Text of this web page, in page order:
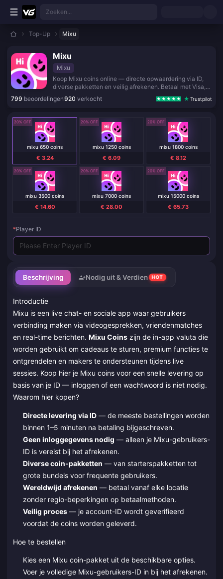
Ga direct naar de hoofdinhoud
Zoeken...
Top-Up Mixu
Mixu
Mixu
Koop Mixu coins online — directe opwaardering via ID,
diverse pakketten en veilig afrekenen. Betaal met Visa,
Apple Pay, crypto en lokale betaalmethoden.
799 beoordelingen920 verkocht Trustpilot
Beschrijving Nodig uit & Verdien HOT
Introductie
Mixu is een live chat- en sociale app waar gebruikers
verbinding maken via videogesprekken, vriendenmatches
en real-time berichten. Mixu Coins zijn de in-app valuta die
worden gebruikt om cadeaus te sturen, premium functies te
ontgrendelen en makers te ondersteunen tijdens live
sessies. Koop hier je Mixu coins voor een snelle levering op
basis van je ID — inloggen of een wachtwoord is niet nodig.
Waarom hier kopen?
Directe levering via ID— de meeste bestellingen worden
binnen 1–5 minuten na betaling bijgeschreven.
Geen inloggegevens nodig — alleen je Mixu-gebruikers-
ID is vereist bij het afrekenen.
Diverse coin-pakketten — van starterspakketten tot
grote bundels voor frequente gebruikers.
Wereldwijd afrekenen — betaal vanaf elke locatie
zonder regio-beperkingen op betaalmethoden.
Veilig proces— je account-ID wordt geverifieerd
voordat de coins worden geleverd.
Hoe te bestellen
Kies een Mixu coin-pakket uit de beschikbare opties.
Voer je volledige Mixu-gebruikers-ID in bij het afrekenen.
20% OFF
mixu 650 coins
€ 3.24
20% OFF
mixu 1250 coins
€ 6.09
20% OFF
mixu 1800 coins
€ 8.12
20% OFF
mixu 3500 coins
€ 14.60
20% OFF
mixu 7000 coins
€ 28.00
20% OFF
mixu 15000 coins
€ 65.73
*Player ID